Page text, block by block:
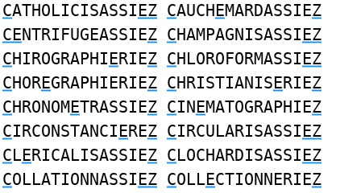
CATHOLICISASSIEZ CAUCHEMARDASSIEZ
CENTRIFUGEASSIEZ CHAMPAGNISASSIEZ
CHIROGRAPHIERIEZ CHLOROFORMASSIEZ
CHOREGRAPHIERIEZ CHRISTIANISERIEZ
CHRONOMETRASSIEZ CINEMATOGRAPHIEZ
CIRCONSTANCIEREZ CIRCULARISASSIEZ
CLERICALISASSIEZ CLOCHARDISASSIEZ
COLLATIONNASSIEZ COLLECTIONNERIEZ